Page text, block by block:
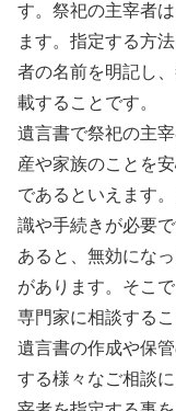
す。祭祀の主宰者
ます。指定する方
者の名前を明記し
載することです。
遺言書で祭祀の主
産や家族のことを
であるといえます
識や手続きが必要
あると、無効にな
があります。そこ
専門家に相談する
遺言書の作成や保
する様々なご相談